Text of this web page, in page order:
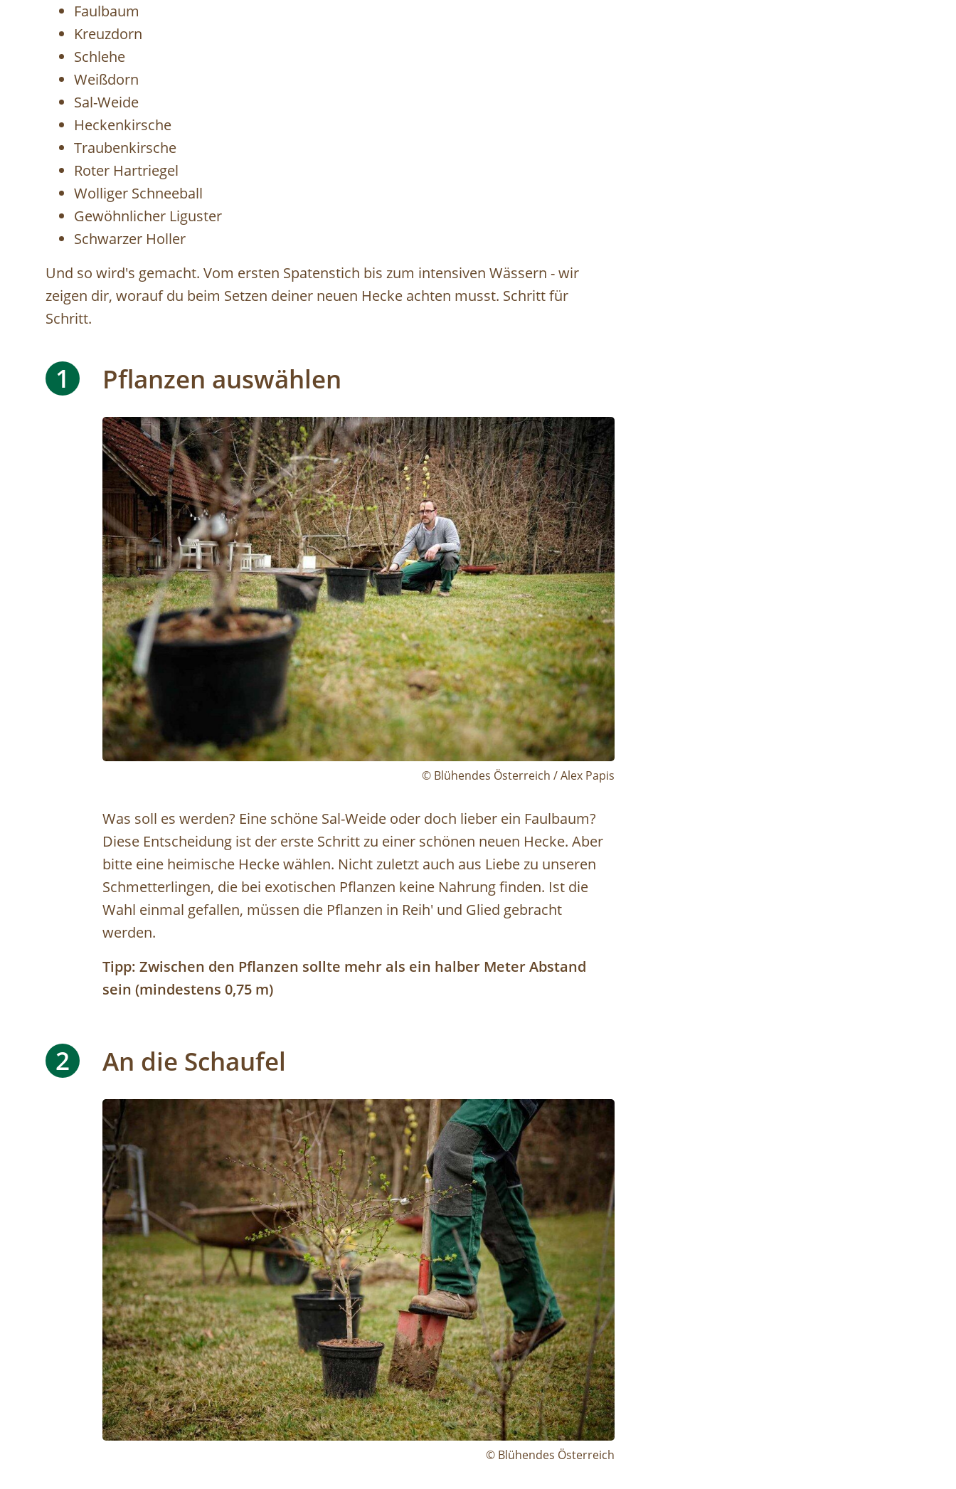
Faulbaum
Kreuzdorn
Schlehe
Weißdorn
Sal-Weide
Heckenkirsche
Traubenkirsche
Roter Hartriegel
Wolliger Schneeball
Gewöhnlicher Liguster
Schwarzer Holler
Und so wird's gemacht. Vom ersten Spatenstich bis zum intensiven Wässern - wir
zeigen dir, worauf du beim Setzen deiner neuen Hecke achten musst. Schritt für
Schritt.
1 Pflanzen auswählen
Image
© Blühendes Österreich / Alex Papis
Was soll es werden? Eine schöne Sal-Weide oder doch lieber ein Faulbaum?
Diese Entscheidung ist der erste Schritt zu einer schönen neuen Hecke. Aber
bitte eine heimische Hecke wählen. Nicht zuletzt auch aus Liebe zu unseren
Schmetterlingen, die bei exotischen Pflanzen keine Nahrung finden. Ist die
Wahl einmal gefallen, müssen die Pflanzen in Reih' und Glied gebracht
werden.
Tipp: Zwischen den Pflanzen sollte mehr als ein halber Meter Abstand
sein (mindestens 0,75 m)
2 An die Schaufel
Image
© Blühendes Österreich